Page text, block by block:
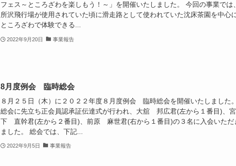
フェス～ところざわを楽しもう！～」を開催いたしました。 今回の事業では、
所沢飛行場が使用されていた頃に滑走路として使われていた沈床茶園を中心に
ところざわで体験できる...
2022年9月20日 事業報告
8月度例会 臨時総会
８月２５日（木）に２０２２年度８月度例会 臨時総会を開催いたしました。
総会に先立ち正会員認承証伝達式が行われ、大舘 邦広君(左から１番目)、宮
下 直幹君(左から２番目)、前原 麻世君(右から１番目)の３名に入会いただ
ました。 総会では、下記...
2022年9月5日 事業報告